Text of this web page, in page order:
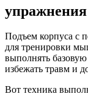
упражнения
Подъем корпуса с
для тренировки
выполнять
избежать травм и
Вот техника